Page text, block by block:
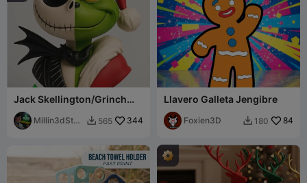
Jack Skellington/Grinch
Nightmare Before
Christmas Büste
Millin3dStud
 565 344
Llavero Galleta Jengibre
Foxien3D  180 84